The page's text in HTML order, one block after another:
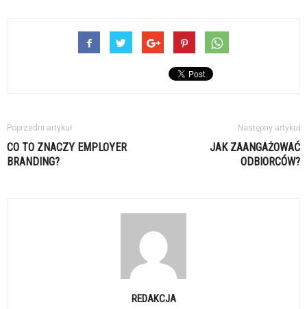
Poprzedni artykuł
CO TO ZNACZY EMPLOYER
BRANDING?
Następny artykuł
JAK ZAANGAŻOWAĆ
ODBIORCÓW?
REDAKCJA